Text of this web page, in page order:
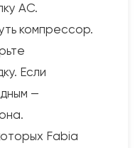
AC.
компрессор.
Если
—
Fabia